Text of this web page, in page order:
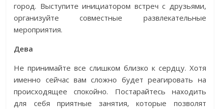
город. Выступите инициатором встреч с друзьями,
организуйте совместные развлекательные
мероприятия.
Дева
Не принимайте все слишком близко к сердцу. Хотя
именно сейчас вам сложно будет реагировать на
происходящее спокойно. Постарайтесь находить
для себя приятные занятия, которые позволят